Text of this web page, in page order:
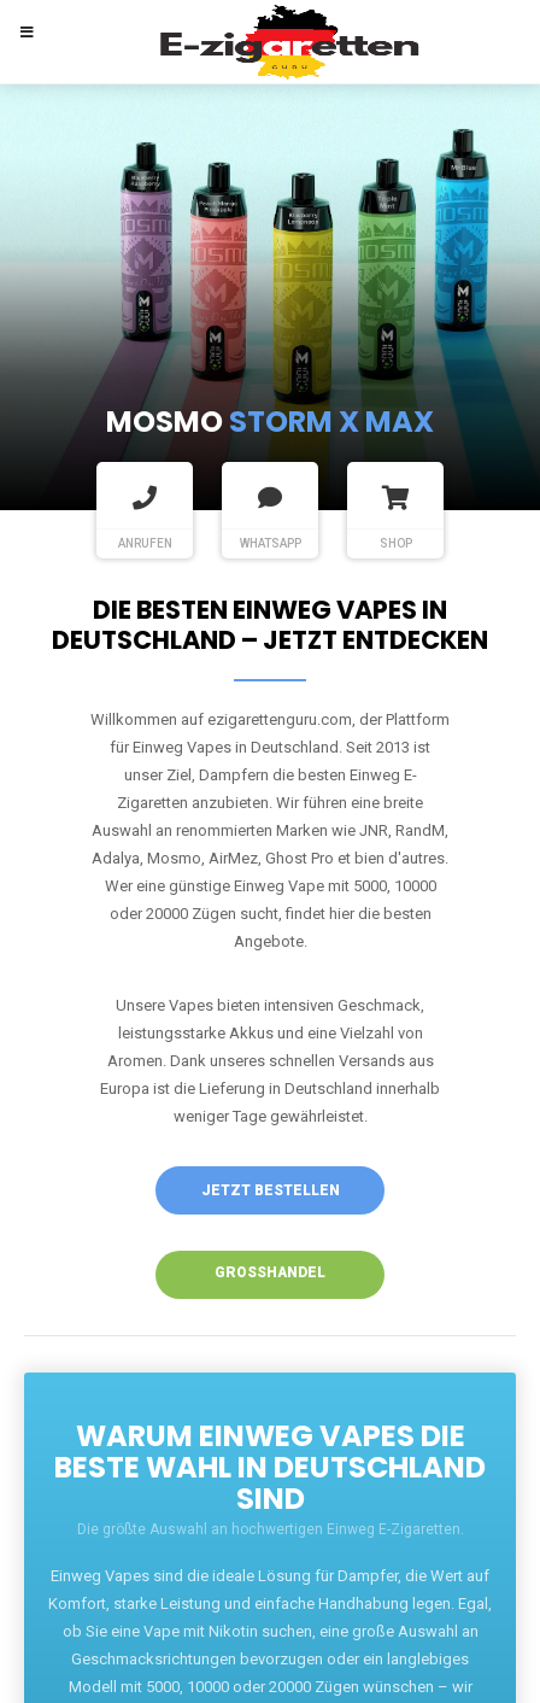
MOSMOSTORM X MAX
ANRUFEN WHATSAPP SHOP
DIE BESTEN EINWEG VAPES IN
DEUTSCHLAND – JETZT ENTDECKEN
Willkommen auf ezigarettenguru.com, der Plattform
für Einweg Vapes in Deutschland. Seit 2013 ist
unser Ziel, Dampfern die besten Einweg E-
Zigaretten anzubieten. Wir führen eine breite
Auswahl an renommierten Marken wie JNR, RandM,
Adalya, Mosmo, AirMez, Ghost Pro et bien d'autres.
Wer eine günstige Einweg Vape mit 5000, 10000
oder 20000 Zügen sucht, findet hier die besten
Angebote.
Unsere Vapes bieten intensiven Geschmack,
leistungsstarke Akkus und eine Vielzahl von
Aromen. Dank unseres schnellen Versands aus
Europa ist die Lieferung in Deutschland innerhalb
weniger Tage gewährleistet.
JETZT BESTELLEN
GROSSHANDEL
WARUM EINWEG VAPES DIE
BESTE WAHL IN DEUTSCHLAND
SIND
Die größte Auswahl an hochwertigen Einweg E-Zigaretten.
Einweg Vapes sind die ideale Lösung für Dampfer, die Wert auf
Komfort, starke Leistung und einfache Handhabung legen. Egal,
ob Sie eine Vape mit Nikotin suchen, eine große Auswahl an
Geschmacksrichtungen bevorzugen oder ein langlebiges
Modell mit 5000, 10000 oder 20000 Zügen wünschen – wir